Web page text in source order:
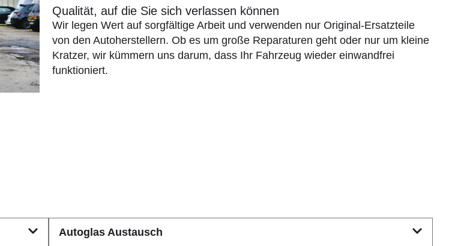
Qualität, auf die Sie sich verlassen können
Wir legen Wert auf sorgfältige Arbeit und verwenden nur Original-Ersatzteile
von den Autoherstellern. Ob es um große Reparaturen geht oder nur um kleine
Kratzer, wir kümmern uns darum, dass Ihr Fahrzeug wieder einwandfrei
funktioniert.
Autoglas Austausch